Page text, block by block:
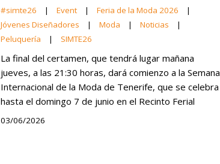
#simte26 | Event | Feria de la Moda 2026
|
Jóvenes Diseñadores
| Moda | Noticias
|
Peluquería
| SIMTE26
La final del certamen, que tendrá lugar mañana
jueves, a las 21:30 horas, dará comienzo a la Semana
Internacional de la Moda de Tenerife, que se celebra
hasta el domingo 7 de junio en el Recinto Ferial
03/06/2026